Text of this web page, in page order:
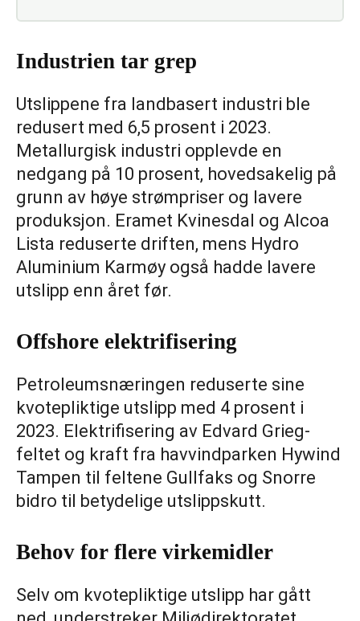
Industrien tar grep
Utslippene fra landbasert industri ble
redusert med 6,5 prosent i 2023.
Metallurgisk industri opplevde en
nedgang på 10 prosent, hovedsakelig på
grunn av høye strømpriser og lavere
produksjon. Eramet Kvinesdal og Alcoa
Lista reduserte driften, mens Hydro
Aluminium Karmøy også hadde lavere
utslipp enn året før.
Offshore elektrifisering
Petroleumsnæringen reduserte sine
kvotepliktige utslipp med 4 prosent i
2023. Elektrifisering av Edvard Grieg-
feltet og kraft fra havvindparken Hywind
Tampen til feltene Gullfaks og Snorre
bidro til betydelige utslippskutt.
Behov for flere virkemidler
Selv om kvotepliktige utslipp har gått